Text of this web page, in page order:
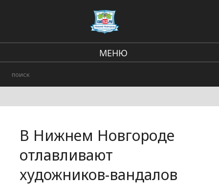
МЕНЮ
Городские события
В Нижнем Новгороде
отлавливают
художников-вандалов